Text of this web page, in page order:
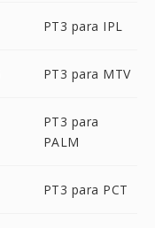
PT3 para IPL
PT3 para MTV
PT3 para
PALM
PT3 para PCT